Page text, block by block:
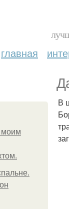
главная
моим
В